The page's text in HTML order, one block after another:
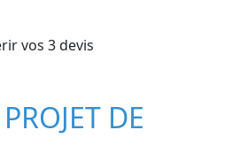
vos 3 devis
DE